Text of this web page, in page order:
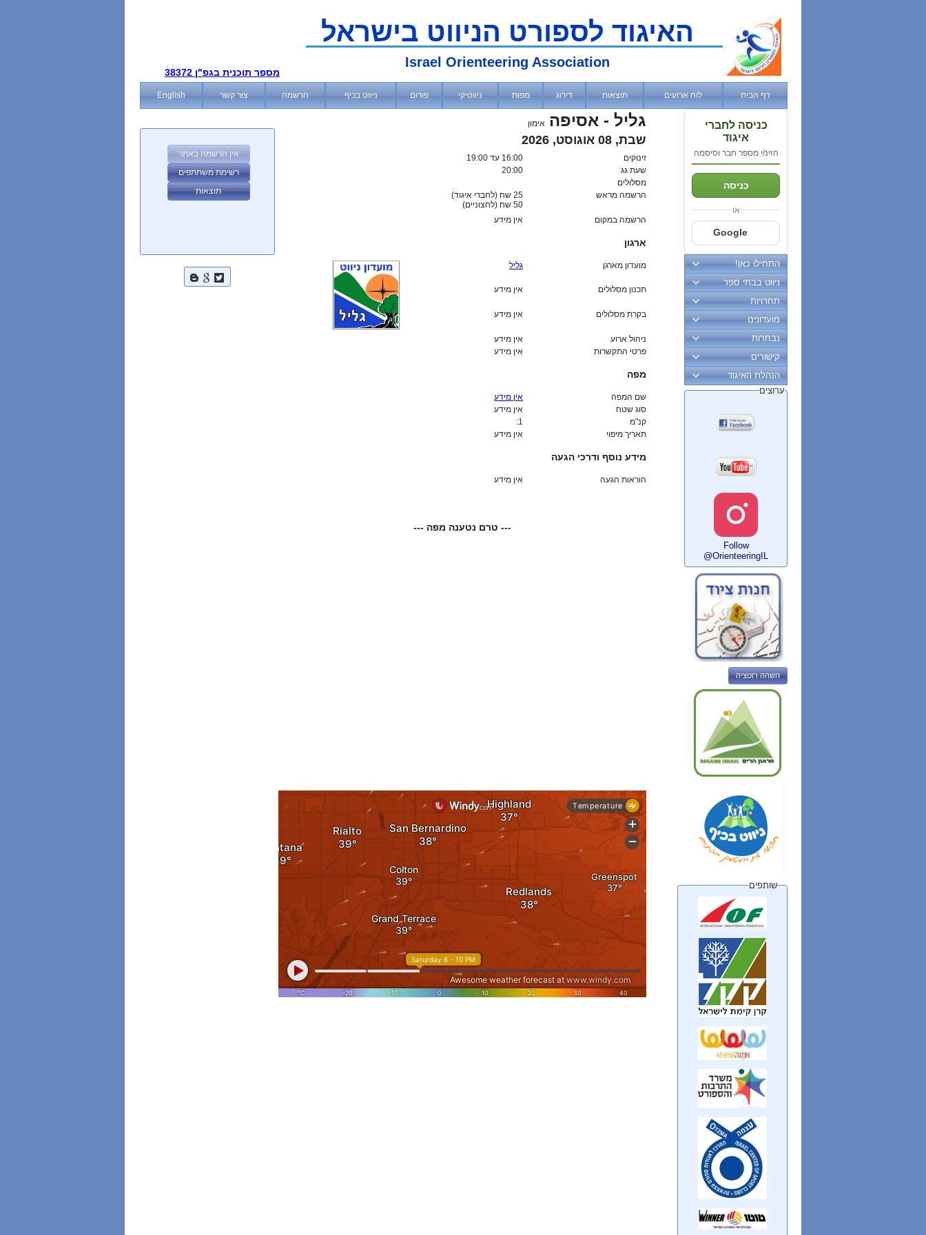
האיגוד לספורט הניווט בישראל
Israel Orienteering Association
מספר תוכנית בגפ"ן 38372
דף הבית לוח ארועים תוצאות דירוג מפות ניווטיקי פורום ניווט בכיף הרשמה צור קשר English
אין הרשמה באתר
רשימת משתתפים
תוצאות
גליל - אסיפה אימון
שבת, 08 אוגוסט, 2026
זינוקים 16:00 עד 19:00
שעת גג
20:00
מסלולים
הרשמה מראש
25 שח (לחברי איגוד)
50 שח (לחצוניים)
הרשמה במקום
אין מידע
ארגון
מועדון מארגן גליל
תכנון מסלולים אין מידע
בקרת מסלולים אין מידע
ניהול ארוע
אין מידע
פרטי התקשרות
אין מידע
מפה
שם המפה
אין מידע
סוג שטח
אין מידע
קנ"מ
1:
תאריך מיפוי
אין מידע
מידע נוסף ודרכי הגעה
הוראות הגעה אין מידע
--- טרם נטענה מפה ---
כניסה לחברי
איגוד
הזינ/י מספר חבר וסיסמה
כניסה
או
Google
התחילו כאן!
ניווט בבתי ספר
תחרויות
מועדונים
נבחרות
קישורים
הנהלת האיגוד
ערוצים
Follow
@OrienteeringIL
השהה רוטציה
שותפים